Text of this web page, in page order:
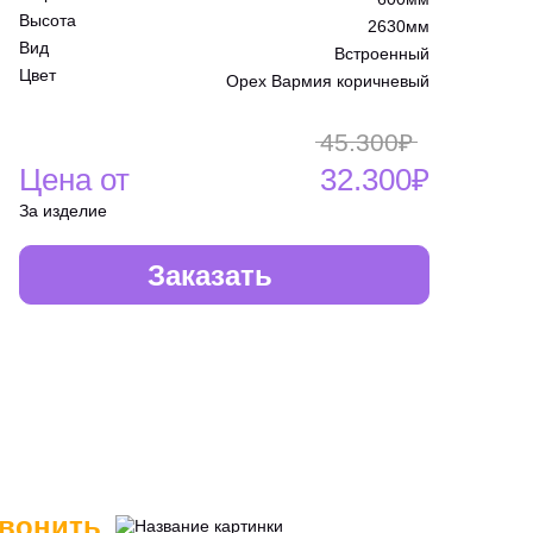
Высота
2630мм
Вид
Встроенный
Цвет
Орех Вармия коричневый
Цена от
45.300₽
32.300₽
За изделие
Заказать